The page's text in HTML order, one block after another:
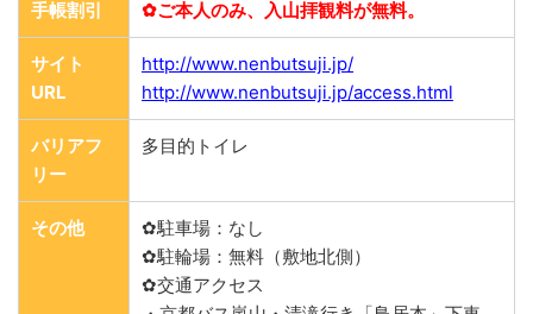
手帳割引 ✿ご本人のみ、入山拝観料が無料。
サイト
URL
http://www.nenbutsuji.jp/
http://www.nenbutsuji.jp/access.html
バリアフ
リー
多目的トイレ
その他
✿駐車場：なし
✿駐輪場：無料（敷地北側）
✿交通アクセス